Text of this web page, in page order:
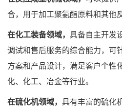
合，用于加工聚氨酯原料和其他
在化工装备领域， 具备自主开发
调试和售后服务的综合能力，可
方案和产品设计，满足客户个性
化、化工、冶金等行业。
在硫化机领域， 具有丰富的硫化